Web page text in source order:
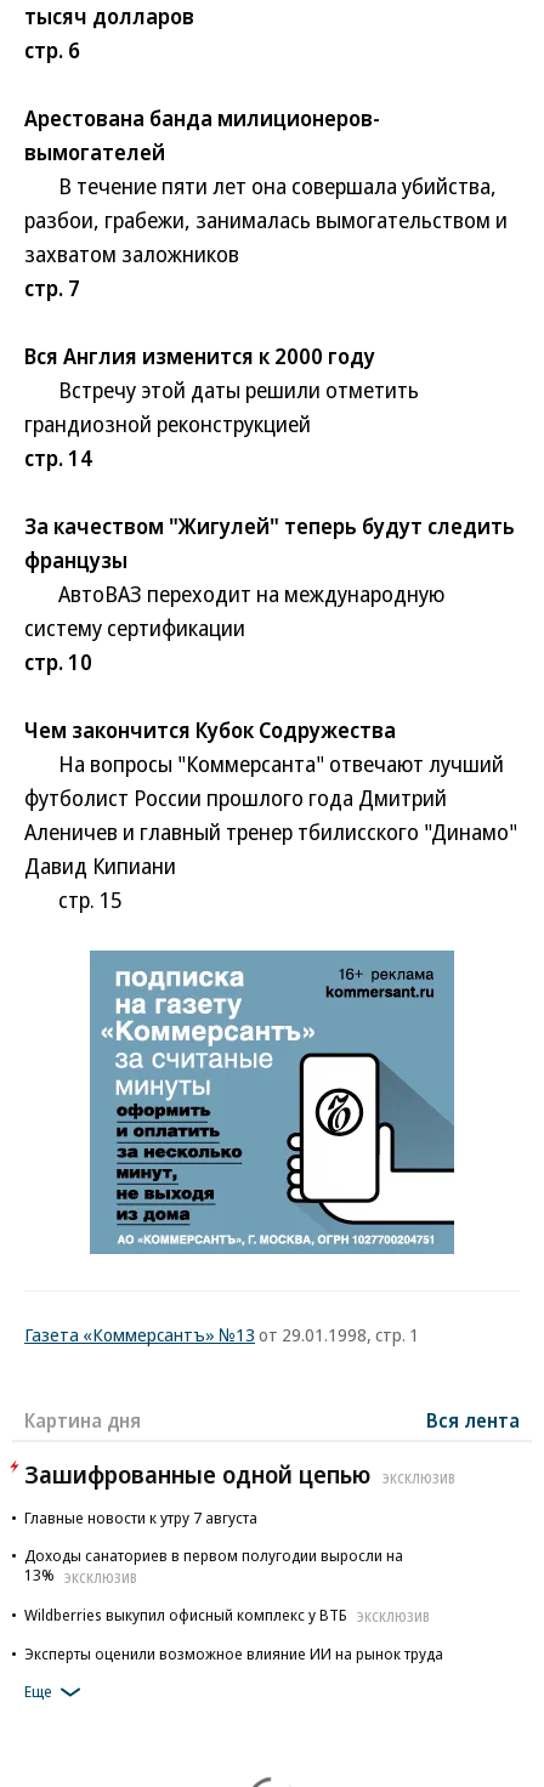
тысяч долларов
стр. 6
Арестована банда милиционеров-
вымогателей
В течение пяти лет она совершала убийства,
разбои, грабежи, занималась вымогательством и
захватом заложников
стр. 7
Вся Англия изменится к 2000 году
Встречу этой даты решили отметить
грандиозной реконструкцией
стр. 14
За качеством "Жигулей" теперь будут следить
французы
АвтоВАЗ переходит на международную
систему сертификации
стр. 10
Чем закончится Кубок Содружества
На вопросы "Коммерсанта" отвечают лучший
футболист России прошлого года Дмитрий
Аленичев и главный тренер тбилисского "Динамо"
Давид Кипиани
стр. 15
Газета «Коммерсантъ» №13 от 29.01.1998, стр. 1
Картина дня Вся лента
Зашифрованные одной цепью ЭКСКЛЮЗИВ
Главные новости к утру 7 августа
Доходы санаториев в первом полугодии выросли на
13%
ЭКСКЛЮЗИВ
Wildberries выкупил офисный комплекс у ВТБ ЭКСКЛЮЗИВ
Эксперты оценили возможное влияние ИИ на рынок труда
Еще